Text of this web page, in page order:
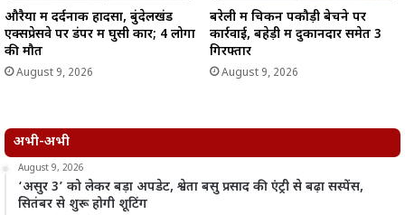
औरैया में दर्दनाक हादसा, बुंदेलखंड
एक्सप्रेसवे पर डंपर में घुसी कार; 4 लोगों
की मौत
August 9, 2026
बरेली में चिकन पकौड़ी बेचने पर
कार्रवाई, बहेड़ी में दुकानदार समेत 3
गिरफ्तार
August 9, 2026
अभी-अभी
August 9, 2026
‘असुर 3’ को लेकर बड़ा अपडेट, श्वेता बसु प्रसाद की एंट्री से बढ़ा सस्पेंस,
सितंबर से शुरू होगी शूटिंग